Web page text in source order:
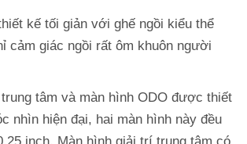
kế tối giản với ghế ngồi kiểu thể
cảm giác ngồi rất ôm khuôn người
trung tâm và màn hình ODO được thiết
nhìn hiện đại, hai màn hình này đều